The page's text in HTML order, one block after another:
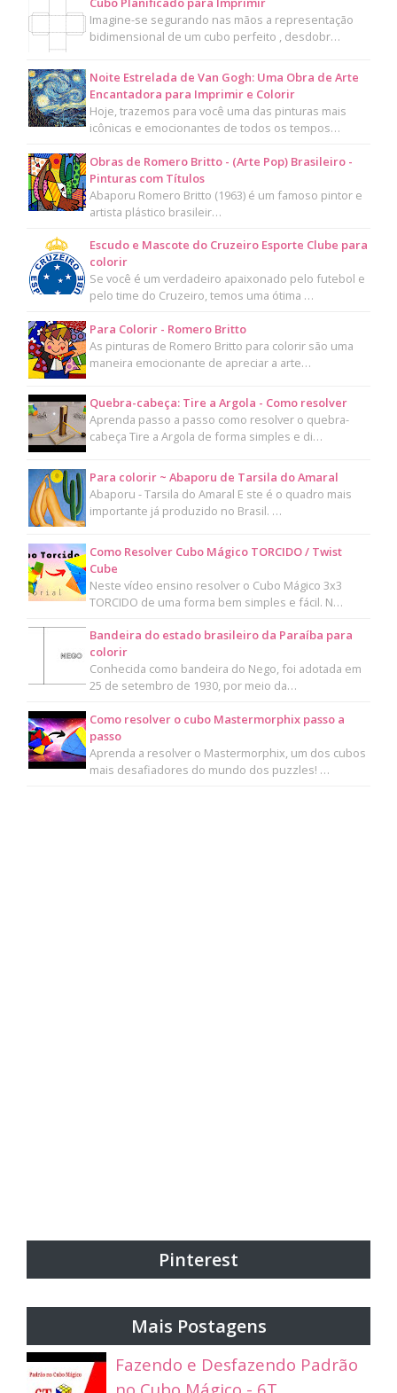
Imagine-se segurando nas mãos a representação
bidimensional de um cubo perfeito , desdobr…
Noite Estrelada de Van Gogh: Uma Obra de Arte
Encantadora para Imprimir e Colorir
Hoje, trazemos para você uma das pinturas mais
icônicas e emocionantes de todos os tempos…
Obras de Romero Britto - (Arte Pop) Brasileiro -
Pinturas com Títulos
Abaporu Romero Britto (1963) é um famoso pintor e
artista plástico brasileir…
Escudo e Mascote do Cruzeiro Esporte Clube para
colorir
Se você é um verdadeiro apaixonado pelo futebol e
pelo time do Cruzeiro, temos uma ótima …
Para Colorir - Romero Britto
As pinturas de Romero Britto para colorir são uma
maneira emocionante de apreciar a arte…
Quebra-cabeça: Tire a Argola - Como resolver
Aprenda passo a passo como resolver o quebra-
cabeça Tire a Argola de forma simples e di…
Para colorir ~ Abaporu de Tarsila do Amaral
Abaporu - Tarsila do Amaral E ste é o quadro mais
importante já produzido no Brasil. …
Como Resolver Cubo Mágico TORCIDO / Twist
Cube
Neste vídeo ensino resolver o Cubo Mágico 3x3
TORCIDO de uma forma bem simples e fácil. N…
Bandeira do estado brasileiro da Paraíba para
colorir
Conhecida como bandeira do Nego, foi adotada em
25 de setembro de 1930, por meio da…
Como resolver o cubo Mastermorphix passo a
passo
Aprenda a resolver o Mastermorphix, um dos cubos
mais desafiadores do mundo dos puzzles! …
Pinterest
Mais Postagens
Fazendo e Desfazendo Padrão